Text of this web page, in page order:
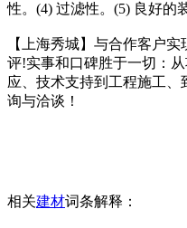
性。(4) 过滤性。(5) 良好的
【上海秀城】与合作客户
评!实事和口碑胜于一切：
应、技术支持到工程施工
询与洽谈！
相关建材词条解释：